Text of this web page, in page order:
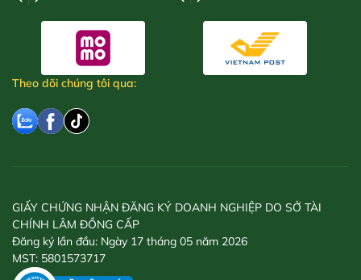
Theo dõi chúng tôi qua:
GIẤY CHỨNG NHẬN ĐĂNG KÝ DOANH NGHIỆP DO SỞ TÀI
CHÍNH LÂM ĐỒNG CẤP
Đăng ký lần đầu: Ngày 17 tháng 05 năm 2026
MST: 5801573717